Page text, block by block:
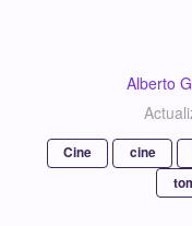
Alberto
Cine cine